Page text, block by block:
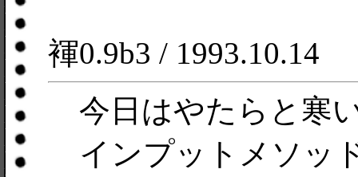
褌0.9b3 / 1993.10.14
今日はやたらと寒
インプットメソッ